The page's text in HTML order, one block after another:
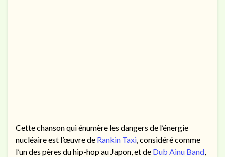
Cette chanson qui énumère les dangers de l’énergie
nucléaire est l’œuvre de Rankin Taxi, considéré comme
l’un des pères du hip-hop au Japon, et de Dub Ainu Band,